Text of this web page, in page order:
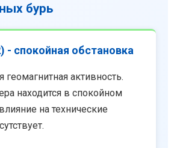
бурь
- спокойная обстановка
геомагнитная активность.
находится в спокойном
на технические